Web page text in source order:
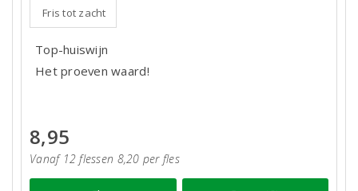
Fris tot zacht
Top-huiswijn
Het proeven waard!
8,95
Vanaf 12 flessen 8,20 per fles